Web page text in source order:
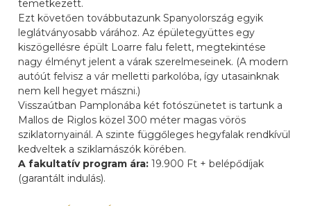
temetkezett.
Ezt követően továbbutazunk Spanyolország egyik
leglátványosabb várához. Az épületegyüttes egy
kiszögellésre épült Loarre falu felett, megtekintése
nagy élményt jelent a várak szerelmeseinek. (A modern
autóút felvisz a vár melletti parkolóba, így utasainknak
nem kell hegyet mászni.)
Visszaútban Pamplonába két fotószünetet is tartunk a
Mallos de Riglos közel 300 méter magas vörös
sziklatornyainál. A szinte függőleges hegyfalak rendkívül
kedveltek a sziklamászók körében.
A fakultatív program ára:19.900 Ft + belépődíjak
(garantált indulás).